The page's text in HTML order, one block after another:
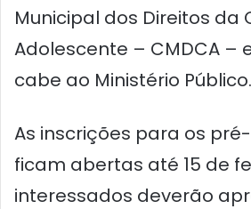
Municipal dos Direitos da
Adolescente – CMDCA –
cabe ao Ministério Público.
As inscrições para os
ficam abertas até 15 de
interessados deverão